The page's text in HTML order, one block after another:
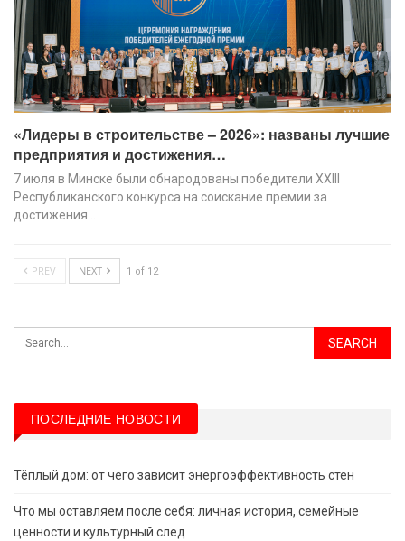
«Лидеры в строительстве – 2026»: названы лучшие
предприятия и достижения…
7 июля в Минске были обнародованы победители XХIII
Республиканского конкурса на соискание премии за
достижения…
PREV NEXT 1 of 12
ПОСЛЕДНИЕ НОВОСТИ
Тёплый дом: от чего зависит энергоэффективность стен
Что мы оставляем после себя: личная история, семейные
ценности и культурный след